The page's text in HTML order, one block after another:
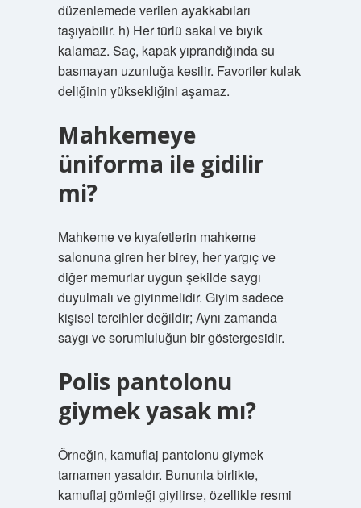
düzenlemede verilen ayakkabıları
taşıyabilir. h) Her türlü sakal ve bıyık
kalamaz. Saç, kapak yıprandığında su
basmayan uzunluğa kesilir. Favoriler kulak
deliğinin yüksekliğini aşamaz.
Mahkemeye
üniforma ile gidilir
mi?
Mahkeme ve kıyafetlerin mahkeme
salonuna giren her birey, her yargıç ve
diğer memurlar uygun şekilde saygı
duyulmalı ve giyinmelidir. Giyim sadece
kişisel tercihler değildir; Aynı zamanda
saygı ve sorumluluğun bir göstergesidir.
Polis pantolonu
giymek yasak mı?
Örneğin, kamuflaj pantolonu giymek
tamamen yasaldır. Bununla birlikte,
kamuflaj gömleği giyilirse, özellikle resmi